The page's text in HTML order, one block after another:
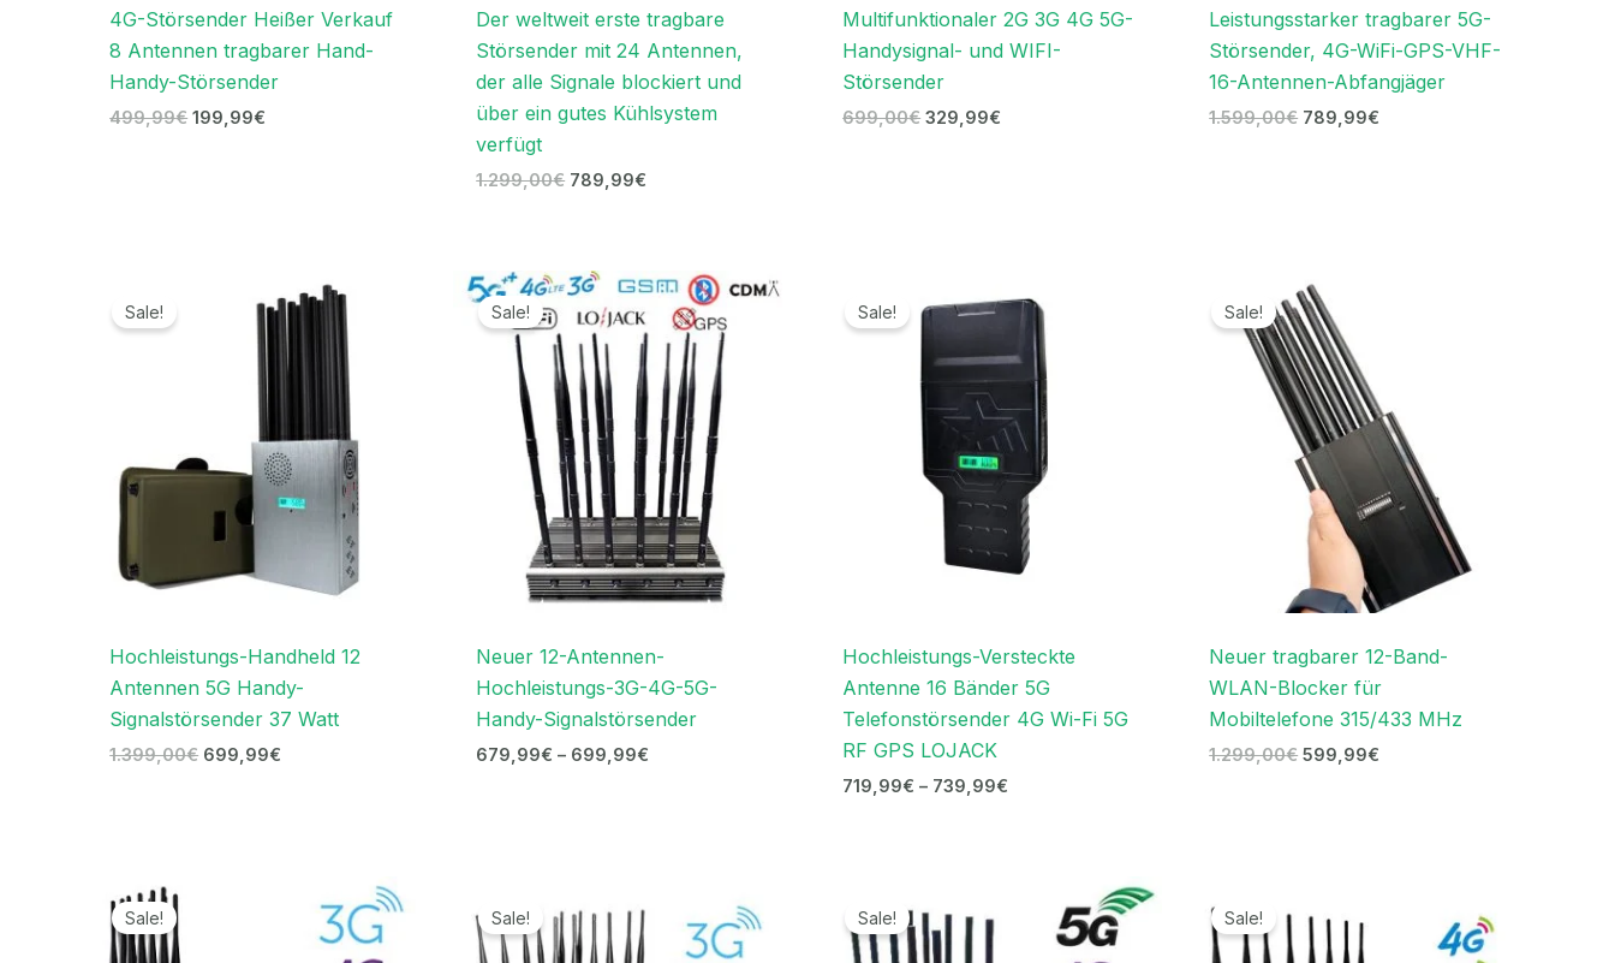
4G-Störsender Heißer Verkauf
8 Antennen tragbarer Hand-
Handy-Störsender
499,99€ 199,99€
Der weltweit erste tragbare
Störsender mit 24 Antennen,
der alle Signale blockiert und
über ein gutes Kühlsystem
verfügt
1.299,00€ 789,99€
Multifunktionaler 2G 3G 4G 5G-
Handysignal- und WIFI-
Störsender
699,00€ 329,99€
Leistungsstarker tragbarer 5G-
Störsender, 4G-WiFi-GPS-VHF-
16-Antennen-Abfangjäger
1.599,00€ 789,99€
Sale!
Hochleistungs-Handheld 12
Antennen 5G Handy-
Signalstörsender 37 Watt
1.399,00€
Ursprünglicher
1.399,00€
699,99€
Aktueller
Preis
ist:
699,99€.
Sale!
Neuer 12-Antennen-
Hochleistungs-3G-4G-5G-
Handy-Signalstörsender
679,99€ – 699,99€
Preisspanne:
679,99€
bis
699,99€
Sale!
Hochleistungs-Versteckte
Antenne 16 Bänder 5G
Telefonstörsender 4G Wi-Fi 5G
RF GPS LOJACK
719,99€ – 739,99€
719,99€
739,99€
Sale!
Neuer tragbarer 12-Band-
WLAN-Blocker für
Mobiltelefone 315/433 MHz
1.299,00€
Ursprünglicher
Preis
war:
1.299,00€
599,99€
Sale!
Preisspanne:
519,99€
649,99€
Sale!
Preis
war:
1.199,00€
Preis
ist:
569,99€.
Sale!
war:
569,99€.
Sale!
war:
1.299,00€ 669,99€.